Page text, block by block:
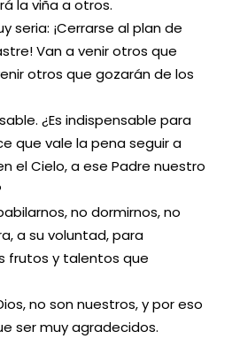
la viña a otros.
seria: ¡Cerrarse al plan de
Van a venir otros que
otros que gozarán de los
¿Es indispensable para
que vale la pena seguir a
el Cielo, a ese Padre nuestro
no dormirnos, no
a su voluntad, para
frutos y talentos que
no son nuestros, y por eso
ser muy agradecidos.